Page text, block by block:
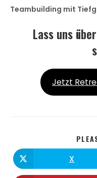
Teambuilding mit
Lass uns
Jetzt
X